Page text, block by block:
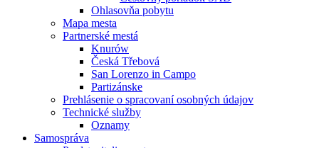
Ohlasovňa pobytu
Mapa mesta
Partnerské mestá
Knurów
Česká Třebová
San Lorenzo in Campo
Partizánske
Prehlásenie o spracovaní osobných údajov
Technické služby
Oznamy
Samospráva